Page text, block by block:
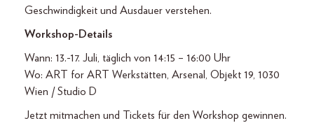
Geschwindigkeit und Ausdauer verstehen.
Workshop-Details
Wann: 13.-17. Juli, täglich von 14:15 – 16:00 Uhr
Wo: ART for ART Werkstätten, Arsenal, Objekt 19, 1030
Wien / Studio D
Jetzt mitmachen und Tickets für den Workshop gewinnen.